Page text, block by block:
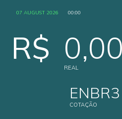
07 AUGUST 2026 00:00
R$ 0,00
REAL
ENBR3
COTAÇÃO